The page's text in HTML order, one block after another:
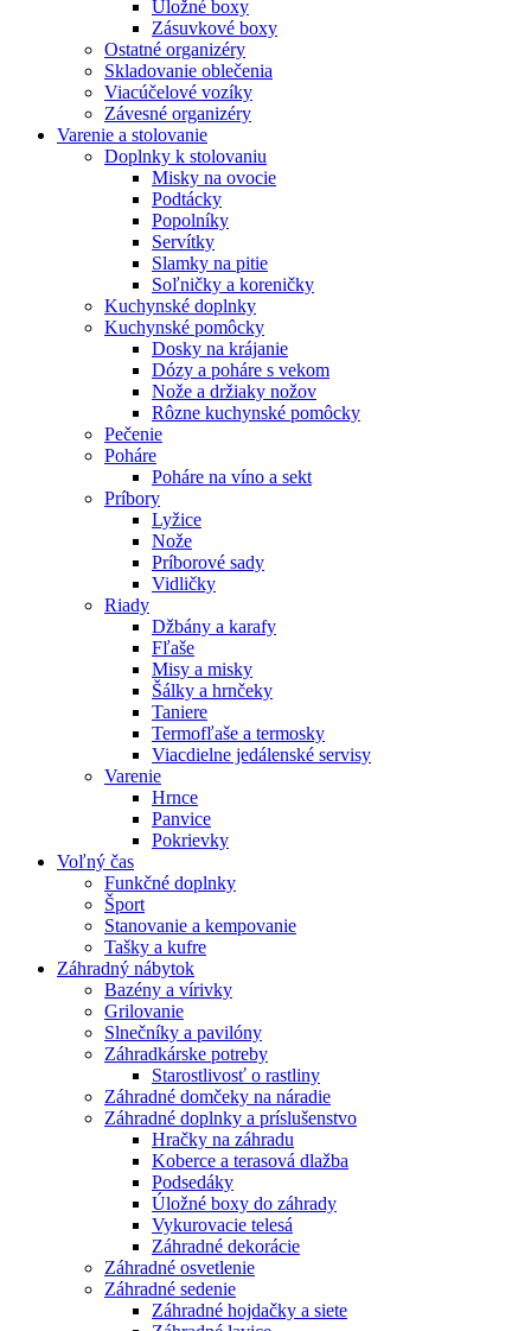
Úložné boxy
Zásuvkové boxy
Ostatné organizéry
Skladovanie oblečenia
Viacúčelové vozíky
Závesné organizéry
Varenie a stolovanie
Doplnky k stolovaniu
Misky na ovocie
Podtácky
Popolníky
Servítky
Slamky na pitie
Soľničky a koreničky
Kuchynské doplnky
Kuchynské pomôcky
Dosky na krájanie
Dózy a poháre s vekom
Nože a držiaky nožov
Rôzne kuchynské pomôcky
Pečenie
Poháre
Poháre na víno a sekt
Príbory
Lyžice
Nože
Príborové sady
Vidličky
Riady
Džbány a karafy
Fľaše
Misy a misky
Šálky a hrnčeky
Taniere
Termofľaše a termosky
Viacdielne jedálenské servisy
Varenie
Hrnce
Panvice
Pokrievky
Voľný čas
Funkčné doplnky
Šport
Stanovanie a kempovanie
Tašky a kufre
Záhradný nábytok
Bazény a vírivky
Grilovanie
Slnečníky a pavilóny
Záhradkárske potreby
Starostlivosť o rastliny
Záhradné domčeky na náradie
Záhradné doplnky a príslušenstvo
Hračky na záhradu
Koberce a terasová dlažba
Podsedáky
Úložné boxy do záhrady
Vykurovacie telesá
Záhradné dekorácie
Záhradné osvetlenie
Záhradné sedenie
Záhradné hojdačky a siete